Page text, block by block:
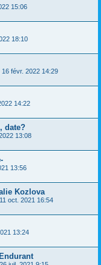
15:06
18:10
16 févr. 2022 14:29
14:22
date?
13:08
13:56
Kozlova
oct. 2021 16:54
13:24